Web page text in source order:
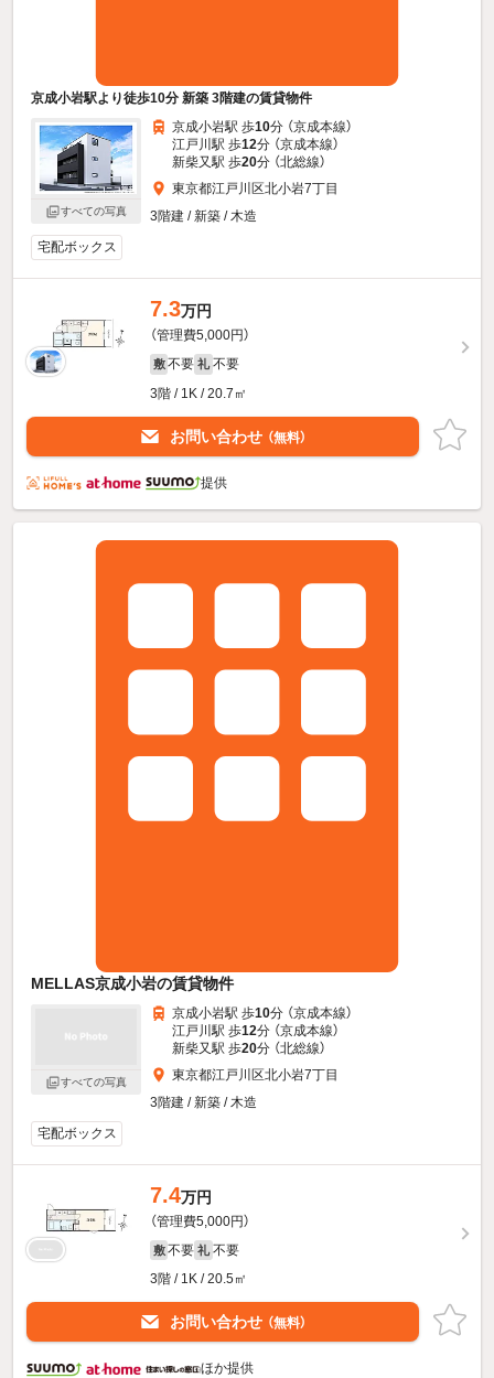
京成小岩駅より徒歩10分 新築 3階建の賃貸物件
すべての写真
京成小岩駅 歩10分 （京成本線）
江戸川駅 歩12分 （京成本線）
新柴又駅 歩20分 （北総線）
東京都江戸川区北小岩7丁目
3階建 / 新築 / 木造
宅配ボックス
7.3万円
（管理費5,000円）
敷 不要 礼 不要
3階 / 1K / 20.7㎡
お問い合わせ （無料）
提供
MELLAS京成小岩の賃貸物件
すべての写真
京成小岩駅 歩10分 （京成本線）
江戸川駅 歩12分 （京成本線）
新柴又駅 歩20分 （北総線）
東京都江戸川区北小岩7丁目
3階建 / 新築 / 木造
宅配ボックス
7.4万円
（管理費5,000円）
敷 不要 礼 不要
3階 / 1K / 20.5㎡
お問い合わせ （無料）
ほか提供